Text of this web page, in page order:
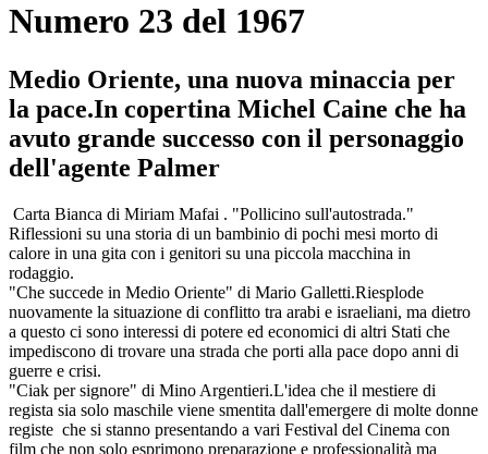
Numero 23 del 1967
Medio Oriente, una nuova minaccia per
la pace.In copertina Michel Caine che ha
avuto grande successo con il personaggio
dell'agente Palmer
Carta Bianca di Miriam Mafai . "Pollicino sull'autostrada."
Riflessioni su una storia di un bambinio di pochi mesi morto di
calore in una gita con i genitori su una piccola macchina in
rodaggio.
"Che succede in Medio Oriente" di Mario Galletti.Riesplode
nuovamente la situazione di conflitto tra arabi e israeliani, ma dietro
a questo ci sono interessi di potere ed economici di altri Stati che
impediscono di trovare una strada che porti alla pace dopo anni di
guerre e crisi.
"Ciak per signore" di Mino Argentieri.L'idea che il mestiere di
regista sia solo maschile viene smentita dall'emergere di molte donne
registe che si stanno presentando a vari Festival del Cinema con
film che non solo esprimono preparazione e professionalità ma